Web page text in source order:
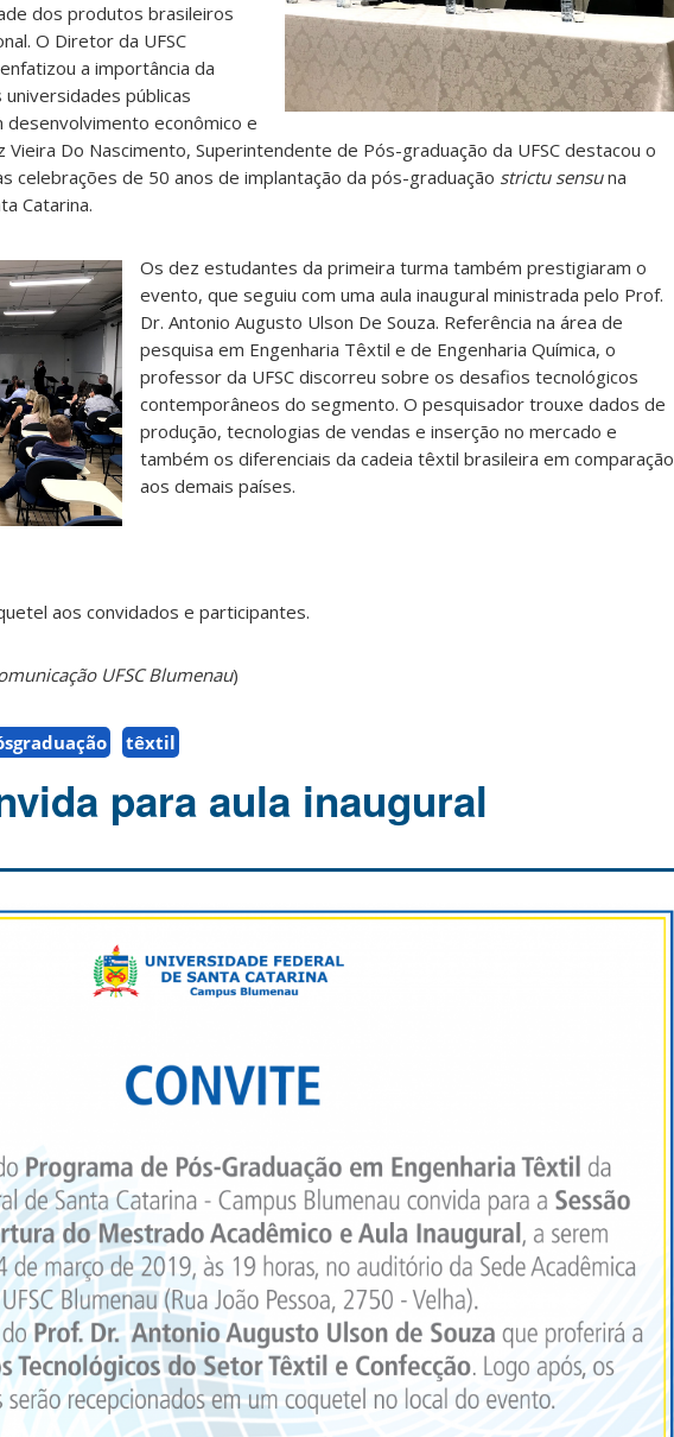
dos produtos brasileiros
O Diretor da UFSC
a importância da
públicas
desenvolvimento econômico e
Vieira Do Nascimento, Superintendente de Pós-graduação da UFSC destacou o
celebrações de 50 anos de implantação da pós-graduação strictu sensuna
Catarina.
Os dez estudantes da primeira turma também prestigiaram o
evento, que seguiu com uma aula inaugural ministrada pelo Prof.
Dr. Antonio Augusto Ulson De Souza. Referência na área de
pesquisa em Engenharia Têxtil e de Engenharia Química, o
professor da UFSC discorreu sobre os desafios tecnológicos
contemporâneos do segmento. O pesquisador trouxe dados de
produção, tecnologias de vendas e inserção no mercado e
também os diferenciais da cadeia têxtil brasileira em comparação
aos demais países.
aos convidados e participantes.
UFSC Blumenau)
têxtil
para aula inaugural